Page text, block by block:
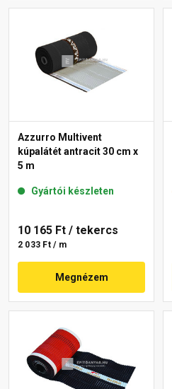
Azzurro Multivent
kúpalátét antracit 30 cm x
5 m
Gyártói készleten
10 165 Ft / tekercs
2 033 Ft / m
Megnézem